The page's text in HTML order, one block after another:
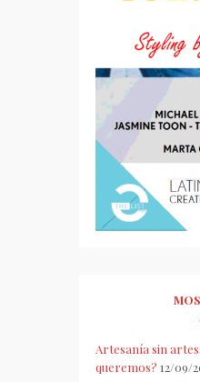
Artesanía sin
queremos? 12/09/